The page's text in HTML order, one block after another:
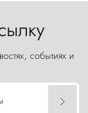
событиях и